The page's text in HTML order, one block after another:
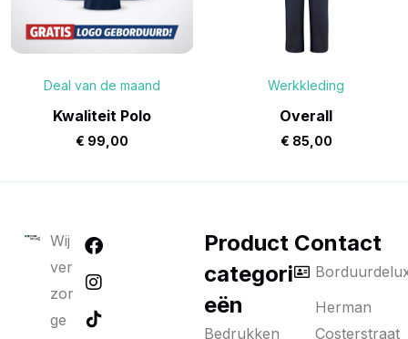
Deal van de maand
Kwaliteit Polo
€ 99,00
Werkkleding
Overall
€ 85,00
Wij
ver
zor
ge
Product
categori
eën
Bedrukken
Contact
Herman
Costerstraat